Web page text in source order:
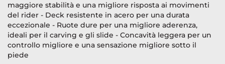
maggiore stabilità e una migliore risposta ai movimenti
del rider - Deck resistente in acero per una durata
eccezionale - Ruote dure per una migliore aderenza,
ideali per il carving e gli slide - Concavità leggera per un
controllo migliore e una sensazione migliore sotto il
piede